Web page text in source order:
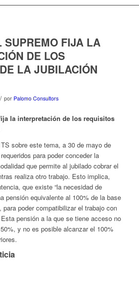
SUPREMO FIJA LA
DE LOS
LA JUBILACIÓN
/ por Palomo Consultors
la interpretación de los requisitos
sobre este tema, a 30 de mayo de
para poder conceder la
que permite al jubilado cobrar el
realiza otro trabajo. Esto implica,
que existe “la necesidad de
pensión equivalente al 100% de la base
para poder compatibilizar el trabajo con
pensión a la que se tiene acceso no
y no es posible alcanzar el 100%